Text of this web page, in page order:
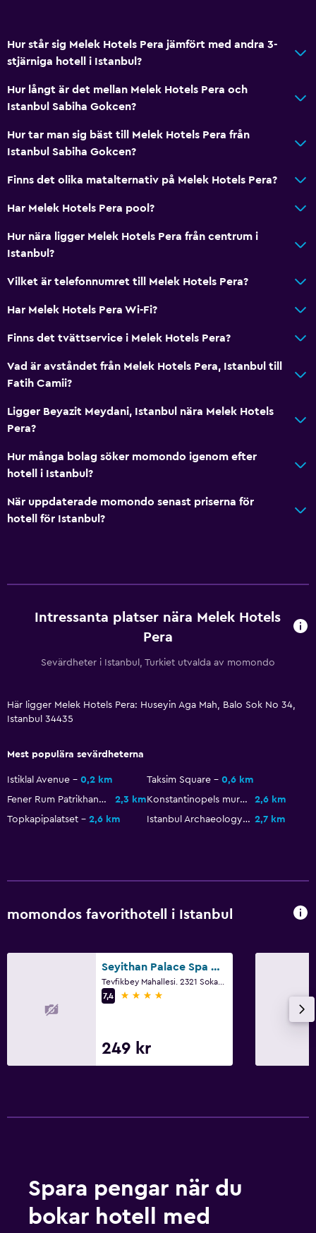
Tvättstuga
Tvätt-/kemtvättsservice
Allmänt
Hur står sig Melek Hotels Pera jämfört med andra 3-
stjärniga hotell i Istanbul?
Hur långt är det mellan Melek Hotels Pera och
Istanbul Sabiha Gokcen?
Hur tar man sig bäst till Melek Hotels Pera från
Istanbul Sabiha Gokcen?
Finns det olika matalternativ på Melek Hotels Pera?
Har Melek Hotels Pera pool?
Hur nära ligger Melek Hotels Pera från centrum i
Istanbul?
Vilket är telefonnumret till Melek Hotels Pera?
Har Melek Hotels Pera Wi-Fi?
Finns det tvättservice i Melek Hotels Pera?
Vad är avståndet från Melek Hotels Pera, Istanbul till
Fatih Camii?
Ligger Beyazit Meydani, Istanbul nära Melek Hotels
Pera?
Hur många bolag söker momondo igenom efter
hotell i Istanbul?
När uppdaterade momondo senast priserna för
hotell för Istanbul?
Intressanta platser nära Melek Hotels
Pera
Sevärdheter i Istanbul, Turkiet utvalda av momondo
Här ligger Melek Hotels Pera: Huseyin Aga Mah, Balo Sok No 34,
Istanbul 34435
Mest populära sevärdheterna
Istiklal Avenue 0,2 km Taksim Square
0,6 km
Fener Rum Patrikhanesi
2,3 km Konstantinopels murar
2,6 km
Topkapipalatset
2,6 km Istanbul Archaeology Museum 2,7 km
momondos favorithotell i Istanbul
Seyithan Palace Spa Hotel
7,4
4 stjärnor
249 kr
Spara pengar när du
bokar hotell med